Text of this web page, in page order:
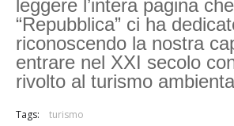
leggere l’intera pagina
“Repubblica” ci ha
riconoscendo la nostra
entrare nel XXI secolo
rivolto al turismo
Tags: turismo